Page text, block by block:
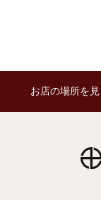
お店の場所を見